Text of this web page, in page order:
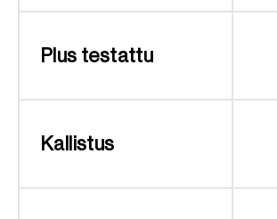
Plus testattu
Kallistus